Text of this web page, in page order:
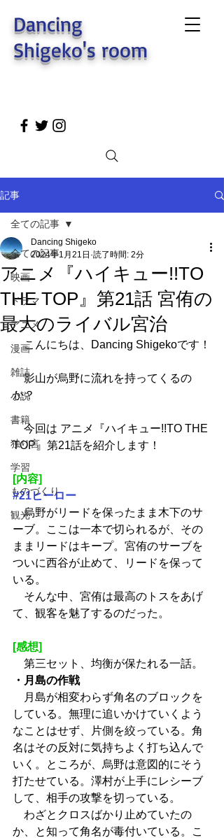
Dancing
Shigeko's room
記事
全ての記事
映画
ドラマ
アニメ
漫画
雑誌
小説
書籍
独り言
学習
ものづくり
観光
全ての記事
アニメ『ハイキュー!!TO
THE TOP』第21話 宮侑の
最大のライバル宮治
Dancing Shigeko
2024年1月21日 読了時間: 2分
こんにちは、Dancing Shigekoです！
影山が烏野に流れを持ってくるの
か？
今回は アニメ『ハイキュー!!TO THE
TOP』第21話を紹介します！
[内容]
#21ヒーロー
烏野がリードを保ったまま木下のサ
ーブ。ここは一本で切られるが、その
ままリードはキープ。宮侑のサーブを
ついに西谷が止めて、リードを保って
いる。
そんな中、宮侑は最高のトスをあげ
て、観客を魅了するのだった。
[感想]
第三セット、均衡が保たれる一話。
・月島の作戦
月島が相変わらず角名のブロックを
している。無理に追いかけていくよう
なことはせず、片側を絞っている。角
名はその反対に気持ちよく打ち込んで
いく。ところが、烏野は意図的にそう
打たせている。澤村が上手にレシーブ
して、相手の攻撃を切っている。
わざとクロスばかり止めていたの
か、と知って角名が毒付いている。こ